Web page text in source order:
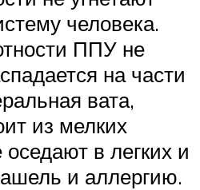
человека.
ППУ не
на части
вата,
из мелких
в легких и
и аллергию.